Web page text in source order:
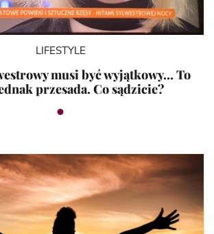
LIFESTYLE
musi być wyjątkowy… To
przesada. Co sądzicie?